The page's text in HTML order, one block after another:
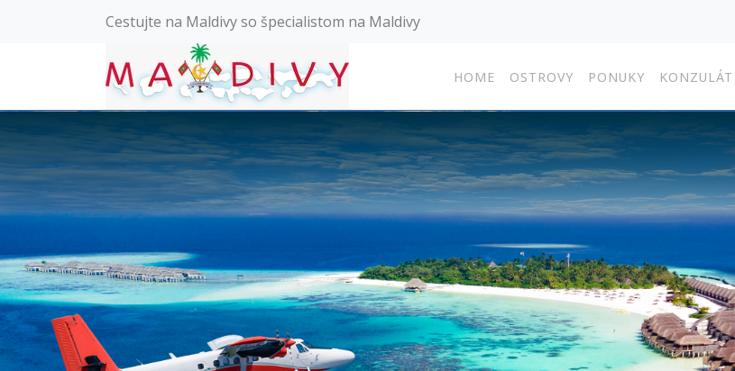
Cestujte na Maldivy so špecialistom na Maldivy
HOME OSTROVY PONUKY KONZULÁT